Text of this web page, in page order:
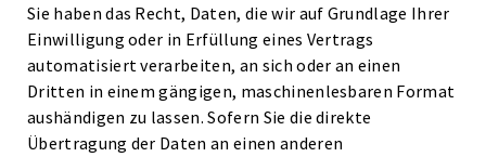
Sie haben das Recht, Daten, die wir auf Grundlage Ihrer
Einwilligung oder in Erfüllung eines Vertrags
automatisiert verarbeiten, an sich oder an einen
Dritten in einem gängigen, maschinenlesbaren Format
aushändigen zu lassen. Sofern Sie die direkte
Übertragung der Daten an einen anderen